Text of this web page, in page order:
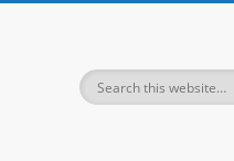
индустрии.